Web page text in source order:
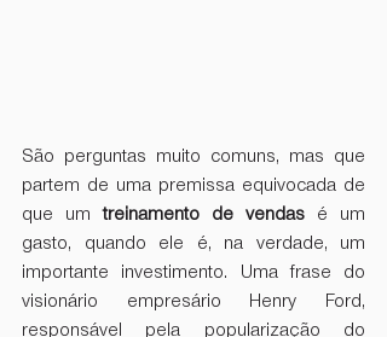
São perguntas muito comuns, mas que
partem de uma premissa equivocada de
que um treinamento de vendas é um
gasto, quando ele é, na verdade, um
importante investimento. Uma frase do
visionário empresário Henry Ford,
responsável pela popularização do